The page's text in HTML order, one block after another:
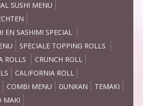
SUSHI MENU
EN SASHIMI SPECIAL
SPECIALE TOPPING ROLLS
ROLLS
CRUNCH ROLL
CALIFORNIA ROLL
COMBI MENU GUNKAN
TEMAKI
MAKI